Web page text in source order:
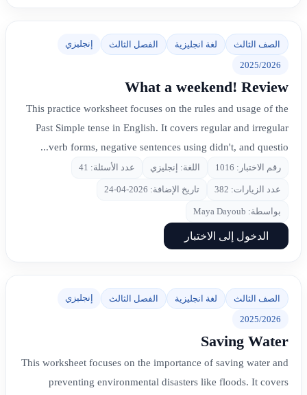
الصف الثالث لغة انجليزية الفصل الثالث إنجليزي
2025/2026
What a weekend! Review
This practice worksheet focuses on the rules and usage of the
Past Simple tense in English. It covers regular and irregular
verb forms, negative sentences using didn't, and questio...
رقم الاختبار: 1016 اللغة: إنجليزي عدد الأسئلة: 41
عدد الزيارات: 382 تاريخ الإضافة: 2026-04-24
بواسطة: Maya Dayoub
الدخول إلى الاختبار
الصف الثالث لغة انجليزية الفصل الثالث إنجليزي
2025/2026
Saving Water
This worksheet focuses on the importance of saving water and
preventing environmental disasters like floods. It covers